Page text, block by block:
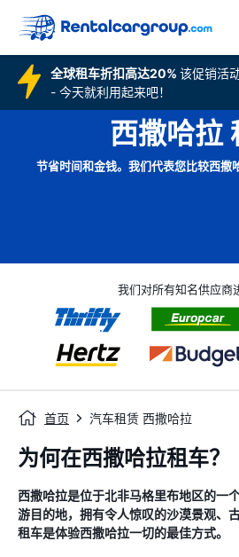
全球租车折扣高达20% 该促销活
- 今天就利用起来吧！
西撒哈拉
节省时间和金钱。我们代表您比较西撒
我们对所有知名供应商
首页 汽车租赁 西撒哈拉
为何在西撒哈拉租车？
西撒哈拉是位于北非马格里布地区的一
游目的地，拥有令人惊叹的沙漠景观、
租车是体验西撒哈拉一切的最佳方式。